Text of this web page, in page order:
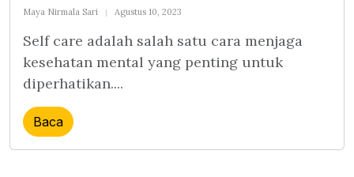
Maya Nirmala Sari Agustus 10, 2023
Self care adalah salah satu cara menjaga
kesehatan mental yang penting untuk
diperhatikan....
Baca